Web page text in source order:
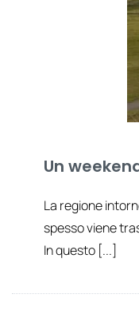
Un
La regione
spesso viene
In questo [...]